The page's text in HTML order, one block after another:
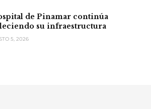
de Pinamar continúa
su infraestructura
5, 2026